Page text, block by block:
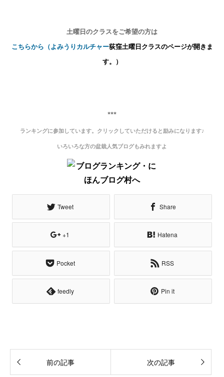
土曜日のクラスをご希望の方は
こちらから（よみうりカルチャー荻窪土曜日 クラスのページが開きま
す。）
***
ランキングに参加しています。クリックしていただけると励みになります♪
いろいろな方の盆栽人気ブログもみれますよ
Tweet Share
+1 Hatena
Pocket RSS
feedly Pin it
前の記事 次の記事